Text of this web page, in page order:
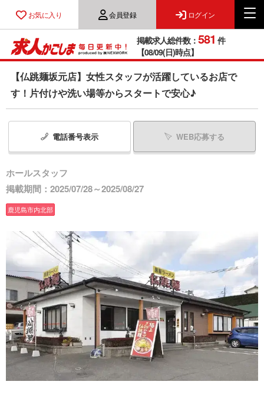
お気に入り 会員登録 ログイン
掲載求人総件数： 581 件
【08/09(日)時点】
【仏跳麺坂元店】女性スタッフが活躍しているお店で
す！片付けや洗い場等からスタートで安心♪
電話番号表示 WEB応募する
ホールスタッフ
掲載期間：2025/07/28～2025/08/27
鹿児島市内北部